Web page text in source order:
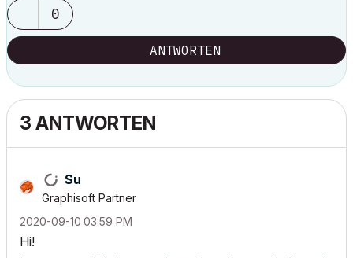
0
ANTWORTEN
3 ANTWORTEN
Su
Graphisoft Partner
‎2020-09-10 03:59 PM
Hi!